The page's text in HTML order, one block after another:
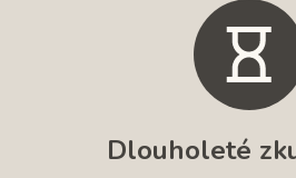
Dlouholeté